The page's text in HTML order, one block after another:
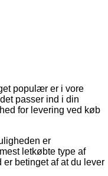
populær er i vore
passer ind i din
for levering ved køb
er
letkøbte type af
betinget af at du lever